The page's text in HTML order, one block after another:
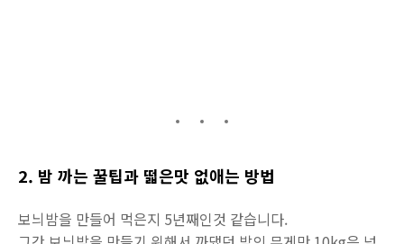
2. 밤 까는 꿀팁과 떫은맛 없애는 방법
보늬밤을 만들어 먹은지 5년째인것 같습니다.